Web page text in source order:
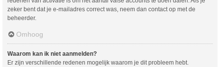
zeker bent dat je e-mailadres correct was, neem dan contact op met de
beheerder.
Omhoog
Waarom kan ik niet aanmelden?
Er zijn verschillende redenen mogelijk waarom je dit probleem hebt.